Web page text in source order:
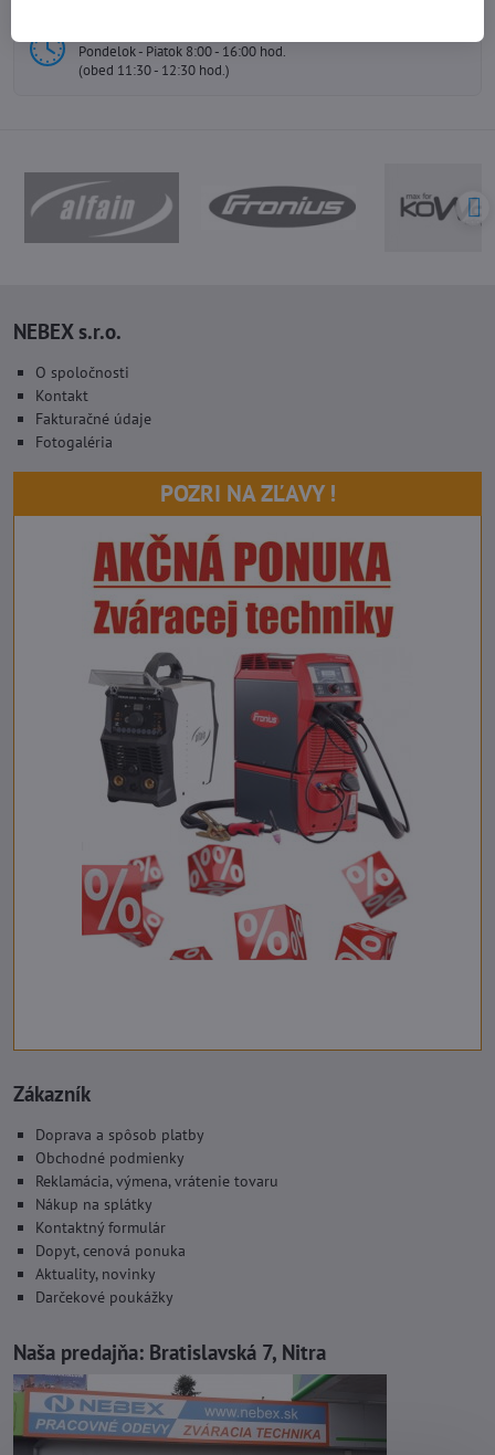
Pondelok - Piatok 8:00 - 16:00 hod.
(obed 11:30 - 12:30 hod.)
NEBEX s.r.o.
O spoločnosti
Kontakt
Fakturačné údaje
Fotogaléria
POZRI NA ZĽAVY !
Zákazník
Doprava a spôsob platby
Obchodné podmienky
Reklamácia, výmena, vrátenie tovaru
Nákup na splátky
Kontaktný formulár
Dopyt, cenová ponuka
Aktuality, novinky
Darčekové poukážky
Naša predajňa: Bratislavská 7, Nitra